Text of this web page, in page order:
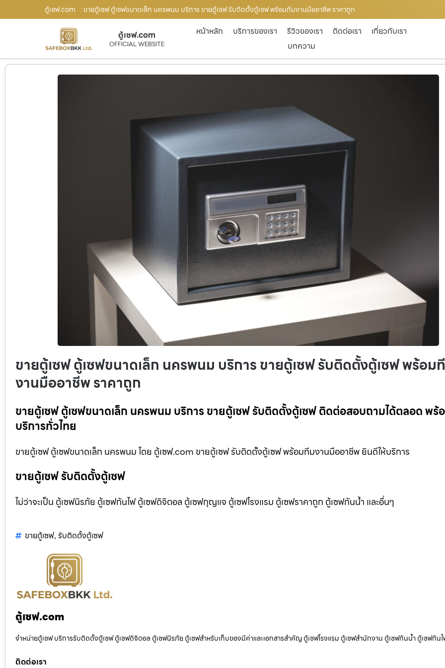
ตู้เซฟ.com : ขายตู้เซฟ ตู้เซฟขนาดเล็ก นครพนม บริการ ขายตู้เซฟ รับติดตั้งตู้เซฟ พร้อมทีมงานมืออาชีพ ราคาถูก
ตู้เซฟ.com
OFFICIAL WEBSITE
หน้าหลัก บริการของเรา รีวิวของเรา ติดต่อเรา
เกี่ยวกับเรา
บทความ
ขายตู้เซฟ ตู้เซฟขนาดเล็ก นครพนม บริการ ขายตู้เซฟ รับติดตั้งตู้เซฟ พร้อม
งานมืออาชีพ ราคาถูก
ขายตู้เซฟ ตู้เซฟขนาดเล็ก นครพนม บริการ ขายตู้เซฟ รับติดตั้งตู้เซฟ ติดต่อสอบถามได้ตลอด พร้
บริการทั่วไทย
ขายตู้เซฟ ตู้เซฟขนาดเล็ก นครพนม โดย ตู้เซฟ.com ขายตู้เซฟ รับติดตั้งตู้เซฟ พร้อมทีมงานมืออาชีพ ยินดีให้บริการ
ขายตู้เซฟ รับติดตั้งตู้เซฟ
ไม่ว่าจะเป็น ตู้เซฟนิรภัย ตู้เซฟกันไฟ ตู้เซฟดิจิตอล ตู้เซฟกุญแจ ตู้เซฟโรงแรม ตู้เซฟราคาถูก ตู้เซฟกันน้ำ และอื่นๆ
ขายตู้เซฟ, รับติดตั้งตู้เซฟ
ตู้เซฟ.com
จำหน่ายตู้เซฟ บริการรับติดตั้งตู้เซฟ ตู้เซฟดิจิตอล ตู้เซฟนิรภัย ตู้เซฟสำหรับเก็บของมีค่าและเอกสารสำคัญ ตู้เซฟโรงแรม ตู้เซฟสำนักงาน ตู้เซฟกันน้ำ ตู้เซฟกัน
ติดต่อเรา